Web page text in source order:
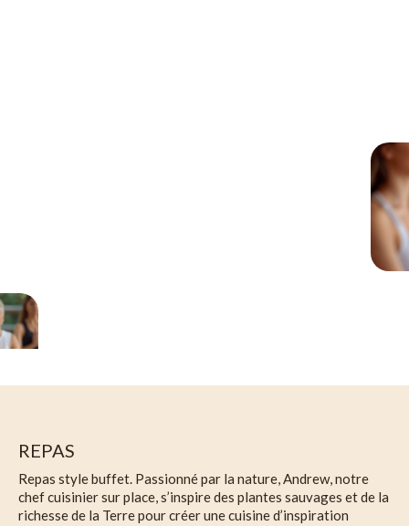
REPAS
Repas style buffet. Passionné par la nature, Andrew, notre
chef cuisinier sur place, s’inspire des plantes sauvages et de la
richesse de la Terre pour créer une cuisine d’inspiration